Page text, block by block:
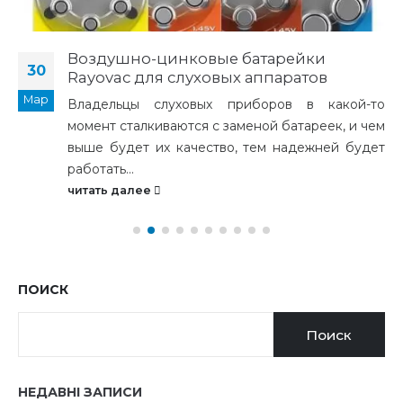
30
Мар
Воздушно-цинковые батарейки
Rayovac для слуховых аппаратов
Владельцы слуховых приборов в какой-то
момент сталкиваются с заменой батареек, и чем
выше будет их качество, тем надежней будет
работать...
читать далее
ПОИСК
Поиск
НЕДАВНІ ЗАПИСИ